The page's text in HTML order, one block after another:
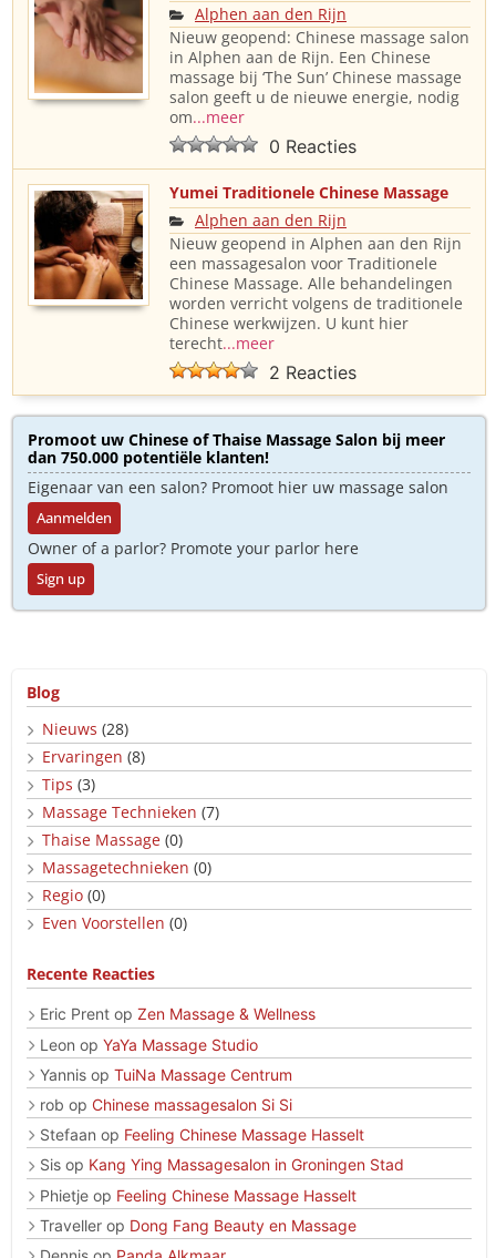
Alphen aan den Rijn
Nieuw geopend: Chinese massage salon
in Alphen aan de Rijn. Een Chinese
massage bij ‘The Sun’ Chinese massage
salon geeft u de nieuwe energie, nodig
om...meer
0 Reacties
Yumei Traditionele Chinese Massage
Alphen aan den Rijn
Nieuw geopend in Alphen aan den Rijn
een massagesalon voor Traditionele
Chinese Massage. Alle behandelingen
worden verricht volgens de traditionele
Chinese werkwijzen. U kunt hier
terecht...meer
2 Reacties
Promoot uw Chinese of Thaise Massage Salon bij meer
dan 750.000 potentiële klanten!
Eigenaar van een salon? Promoot hier uw massage salon
Aanmelden
Owner of a parlor? Promote your parlor here
Sign up
Blog
Nieuws (28)
Ervaringen (8)
Tips (3)
Massage Technieken (7)
Thaise Massage (0)
Massagetechnieken (0)
Regio (0)
Even Voorstellen (0)
Recente Reacties
Eric Prent op Zen Massage & Wellness
Leon op YaYa Massage Studio
Yannis op TuiNa Massage Centrum
rob op Chinese massagesalon Si Si
Stefaan op Feeling Chinese Massage Hasselt
Sis op Kang Ying Massagesalon in Groningen Stad
Phietje op Feeling Chinese Massage Hasselt
Traveller op Dong Fang Beauty en Massage